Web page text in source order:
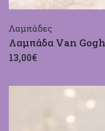
Λαμπάδες
Λαμπάδα Van
13,00€